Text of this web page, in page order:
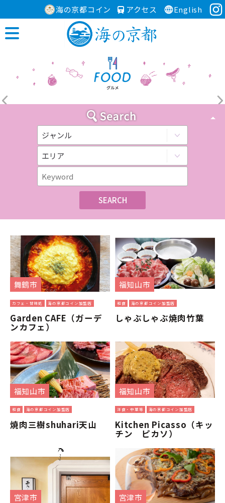
海の京都コイン アクセス English
舞鶴市
カフェ・甘味処 海の京都コイン加盟店
Garden CAFE（ガーデ
ンカフェ）
福知山市
和食 海の京都コイン加盟店
しゃぶしゃぶ焼肉竹葉
福知山市
和食 海の京都コイン加盟店
焼肉三樹shuhari天山
福知山市
洋食・中華等 海の京都コイン加盟店
Kitchen Picasso（キッ
チン ピカソ）
宮津市 宮津市